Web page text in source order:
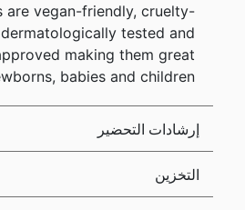
are vegan-friendly, cruelty-
tested and
making them great
babies and children.
إرشادات التحضير
التخزين